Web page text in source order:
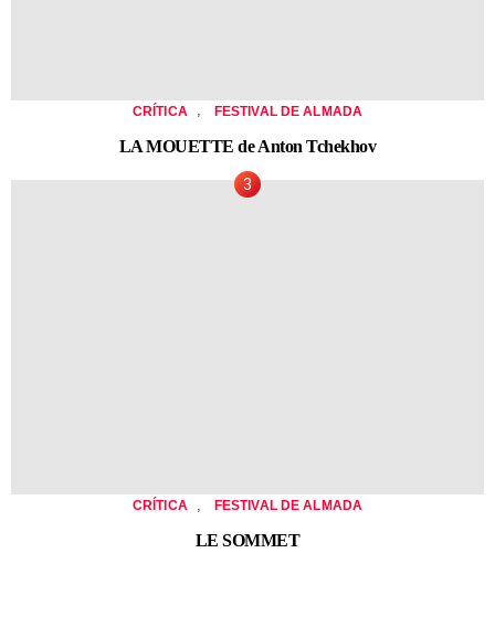
CRÍTICA , FESTIVAL DE ALMADA
LA MOUETTE de Anton Tchekhov
CRÍTICA FESTIVAL DE ALMADA
LE SOMMET